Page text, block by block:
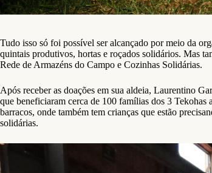
Tudo isso só foi possível ser alcançado por meio da
quintais produtivos, hortas e roçados solidários. Mas
Rede de Armazéns do Campo e Cozinhas Solidárias.
Após receber as doações em sua aldeia, Laurentino
que beneficiaram cerca de 100 famílias dos 3 Tekohas
barracos, onde também tem crianças que estão
solidárias.